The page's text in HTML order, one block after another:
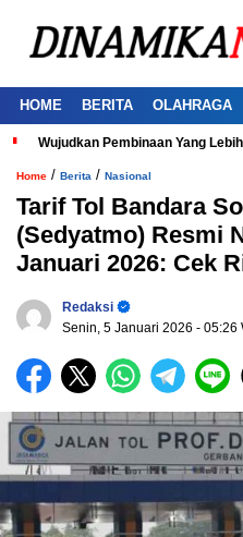
HOME BERITA OLAHRAGA
Wujudkan Pembinaan Yang
Home / Berita / Nasional
Tarif Tol Bandara
(Sedyatmo) Resmi
Januari 2026: Cek
Redaksi
Senin, 5 Januari 2026 - 05:26